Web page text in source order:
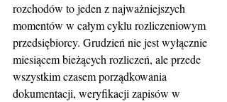
rozchodów to jeden z najważniejszych
momentów w całym cyklu rozliczeniowym
przedsiębiorcy. Grudzień nie jest wyłącznie
miesiącem bieżących rozliczeń, ale przede
wszystkim czasem porządkowania
dokumentacji, weryfikacji zapisów w